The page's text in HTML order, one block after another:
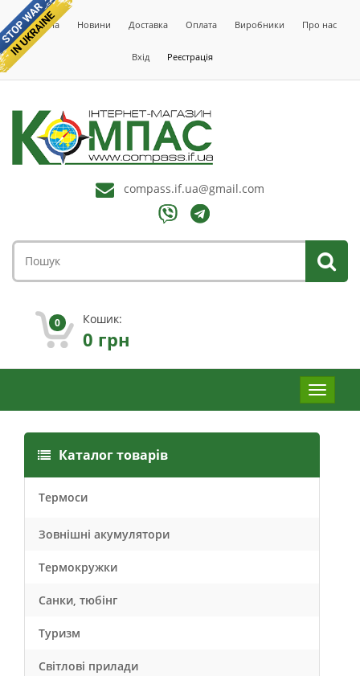
Головна Новини Доставка Оплата Виробники Про нас
Вхід Реєстрація
compass.if.ua@gmail.com
0 Кошик:
0 грн
Меню
Каталог товарів
Термоси
Зовнішні акумулятори
Термокружки
Санки, тюбінг
Туризм
Світлові прилади